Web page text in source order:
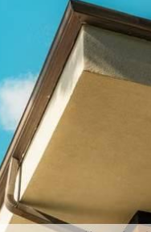
pour assurer une
pluie. Chez Bati pro
nous mettons
pour garantir une
et esthétisme.
pour protéger et